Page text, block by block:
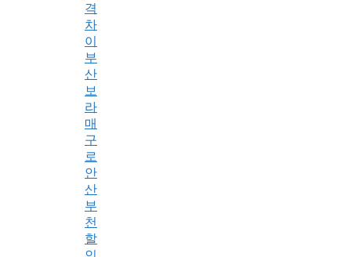
격
차
이
부
산
보
라
매
구
로
안
산
부
천
할